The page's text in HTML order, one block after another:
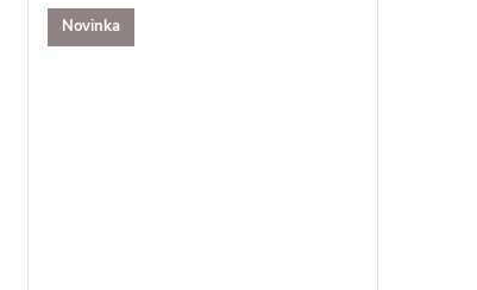
Find...
Novinka